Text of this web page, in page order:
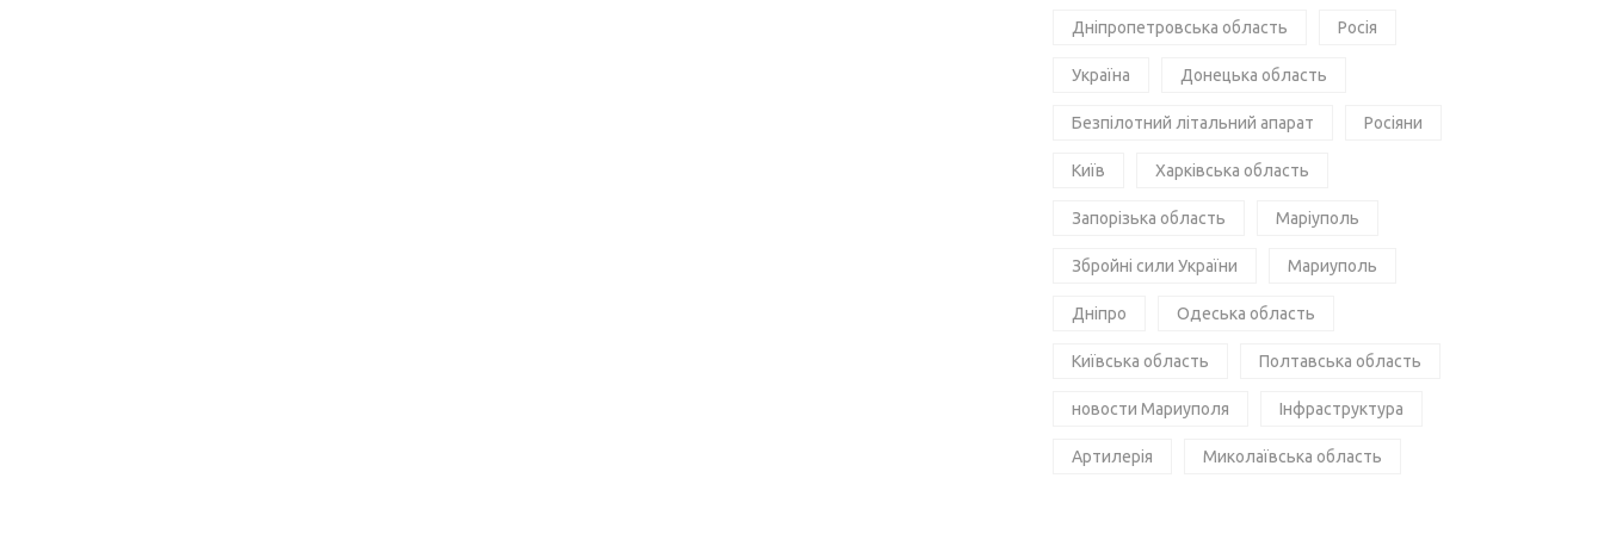
Дніпропетровська область Росія
Україна Донецька область
Безпілотний літальний апарат Росіяни
Київ Харківська область
Запорізька область Маріуполь
Збройні сили України Мариуполь
Дніпро Одеська область
Київська область Полтавська область
новости Мариуполя Інфраструктура
Артилерія Миколаївська область